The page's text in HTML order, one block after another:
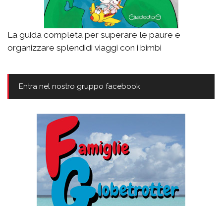
La guida completa per superare le paure e
organizzare splendidi viaggi con i bimbi
Entra nel nostro gruppo facebook